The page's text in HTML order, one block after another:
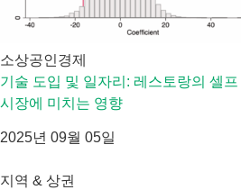
소상공인경제
기술 도입 및 일자리: 레스토랑의 셀
시장에 미치는 영향
2025년 09월 05일
지역 & 상권